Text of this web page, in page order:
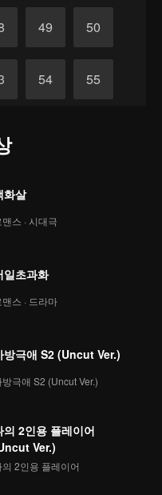
49 50
54 55
화살
맨스 · 시대극
일초과화
맨스 · 드라마
방극애 S2 (Uncut Ver.)
방극애 S2 (Uncut Ver.)
의 2인용 플레이어
Ver.)
의 2인용 플레이어